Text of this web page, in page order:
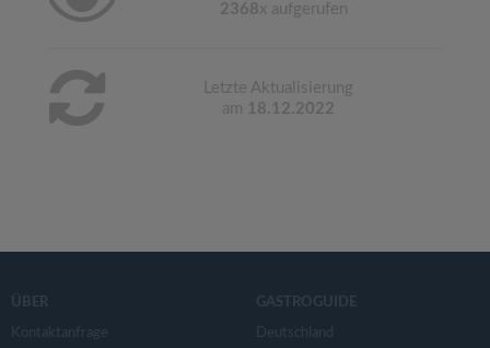
2368x aufgerufen
Letzte Aktualisierung
am 18.12.2022
ÜBER
Kontaktanfrage
GASTROGUIDE
Deutschland